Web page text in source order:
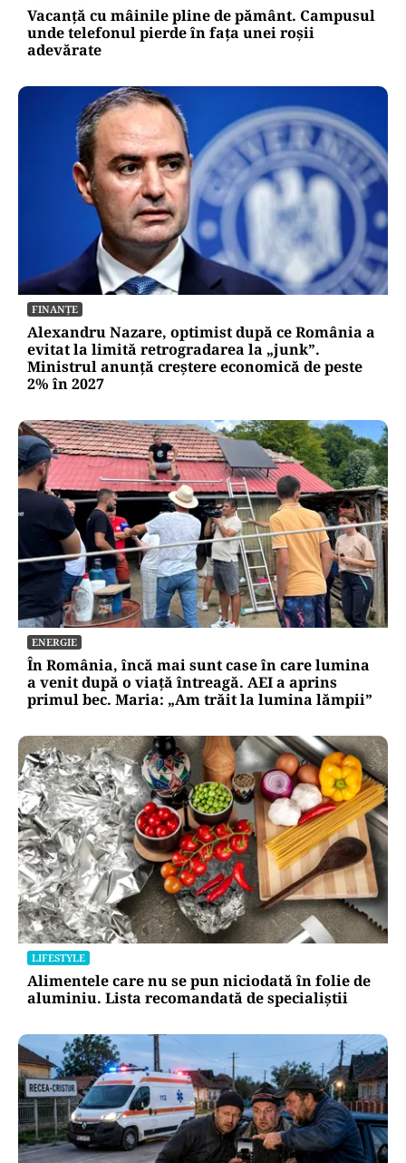
Vacanță cu mâinile pline de pământ. Campusul
unde telefonul pierde în fața unei roșii
adevărate
FINANȚE
Alexandru Nazare, optimist după ce România a
evitat la limită retrogradarea la „junk”.
Ministrul anunță creștere economică de peste
2% în 2027
ENERGIE
În România, încă mai sunt case în care lumina
a venit după o viață întreagă. AEI a aprins
primul bec. Maria: „Am trăit la lumina lămpii”
LIFESTYLE
Alimentele care nu se pun niciodată în folie de
aluminiu. Lista recomandată de specialiștii